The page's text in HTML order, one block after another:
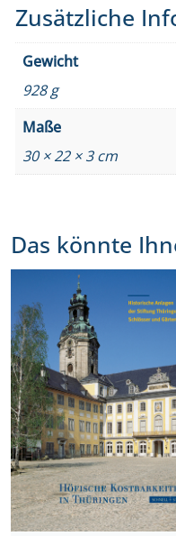
und
Gärten,
Band
6
Menge
Zusätzliche
Gewicht
928 g
Maße
30 × 22 × 3 cm
Das könnte